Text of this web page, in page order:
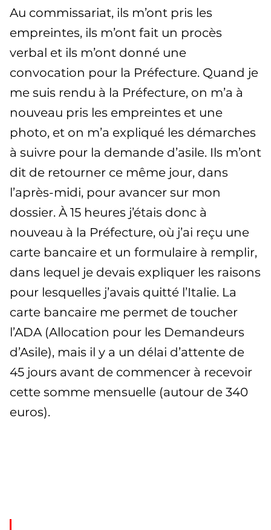
Au commissariat, ils m’ont pris les
empreintes, ils m’ont fait un procès
verbal et ils m’ont donné une
convocation pour la Préfecture. Quand je
me suis rendu à la Préfecture, on m’a à
nouveau pris les empreintes et une
photo, et on m’a expliqué les démarches
à suivre pour la demande d’asile. Ils m’ont
dit de retourner ce même jour, dans
l’après-midi, pour avancer sur mon
dossier. À 15 heures j’étais donc à
nouveau à la Préfecture, où j’ai reçu une
carte bancaire et un formulaire à remplir,
dans lequel je devais expliquer les raisons
pour lesquelles j’avais quitté l’Italie. La
carte bancaire me permet de toucher
l’ADA (Allocation pour les Demandeurs
d’Asile), mais il y a un délai d’attente de
45 jours avant de commencer à recevoir
cette somme mensuelle (autour de 340
euros).